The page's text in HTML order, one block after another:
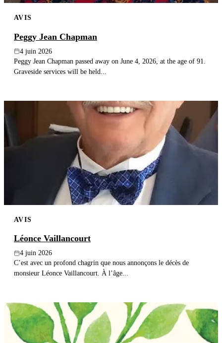
AVIS
Peggy Jean Chapman
4 juin 2026
Peggy Jean Chapman passed away on June 4, 2026, at the age of 91.
Graveside services will be held...
AVIS
Léonce Vaillancourt
4 juin 2026
C’est avec un profond chagrin que nous annonçons le décès de
monsieur Léonce Vaillancourt. À l’âge...